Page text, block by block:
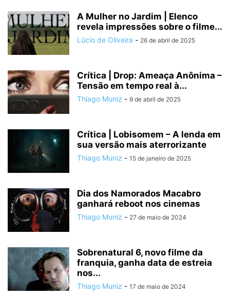
A Mulher no Jardim | Elenco
revela impressões sobre o filme...
Lúcio de Oliveira - 26 de abril de 2025
Crítica | Drop: Ameaça Anônima –
Tensão em tempo real à...
Thiago Muniz - 9 de abril de 2025
Crítica | Lobisomem – A lenda em
sua versão mais aterrorizante
Thiago Muniz - 15 de janeiro de 2025
Dia dos Namorados Macabro
ganhará reboot nos cinemas
Thiago Muniz - 27 de maio de 2024
Sobrenatural 6, novo filme da
franquia, ganha data de estreia
nos...
Thiago Muniz - 17 de maio de 2024